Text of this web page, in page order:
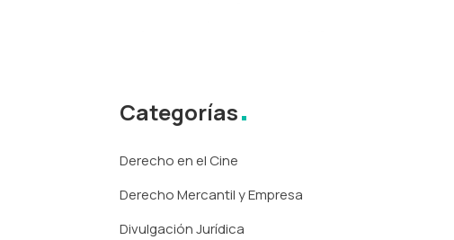
Categorías
Derecho en el Cine
Derecho Mercantil y Empresa
Divulgación Jurídica